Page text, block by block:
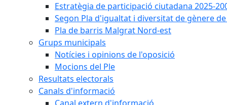
Estratègia de participació ciutadana 2025-
Segon Pla d'igualtat i diversitat de gènere
Pla de barris Malgrat Nord-est
Grups municipals
Notícies i opinions de l'oposició
Mocions del Ple
Resultats electorals
Canals d'informació